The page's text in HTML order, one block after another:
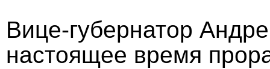
Вице-губернатор
настоящее время